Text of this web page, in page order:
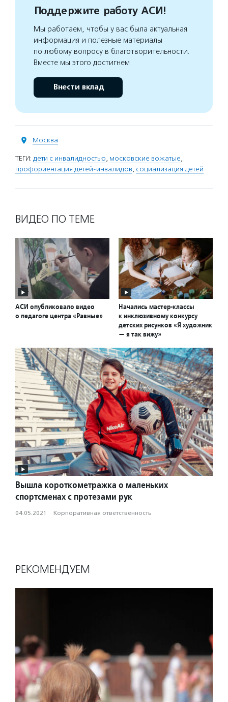
Поддержите работу АСИ!
Мы работаем, чтобы у вас была актуальная
информация и полезные материалы
по любому вопросу в благотворительности.
Вместе мы этого достигнем
Внести вклад
Москва
ТЕГИ: дети с инвалидностью, московские вожатые,
профориентация детей-инвалидов, социализация детей
ВИДЕО ПО ТЕМЕ
АСИ опубликовало видео
о педагоге центра «Равные»
Начались мастер-классы
к инклюзивному конкурсу
детских рисунков «Я художник
— я так вижу»
Вышла короткометражка о маленьких
спортсменах с протезами рук
04.05.2021 · Корпоративная ответственность
РЕКОМЕНДУЕМ